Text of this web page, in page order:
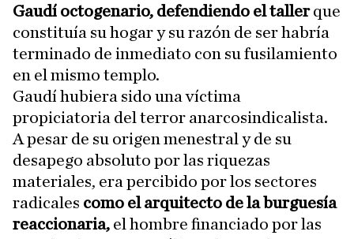
Gaudí octogenario, defendiendo el tallerque
constituía su hogar y su razón de ser habría
terminado de inmediato con su fusilamiento
en el mismo templo.
Gaudí hubiera sido una víctima
propiciatoria del terror anarcosindicalista.
A pesar de su origen menestral y de su
desapego absoluto por las riquezas
materiales, era percibido por los sectores
radicales como el arquitecto de la burguesía
reaccionaria, el hombre financiado por las